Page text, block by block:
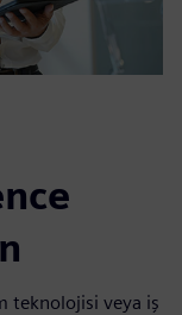
teknolojisi veya iş